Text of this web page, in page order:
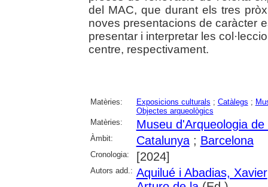
del MAC, que durant els tres
noves presentacions de caràcter
presentar i interpretar les
centre, respectivament.
Matèries: Exposicions culturals ; Catàlegs ;
Objectes arqueològics
Matèries:
Museu d'Arqueologia de
Àmbit: Catalunya; Barcelona
Cronologia: [2024]
Autors add.: Aquilué i Abadias, Xavier